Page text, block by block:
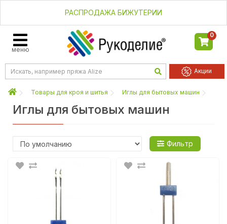
РАСПРОДАЖА БИЖУТЕРИИ
меню
0
Акции
Товары для кроя и шитья Иглы для бытовых машин
Иглы для бытовых машин
Фильтр